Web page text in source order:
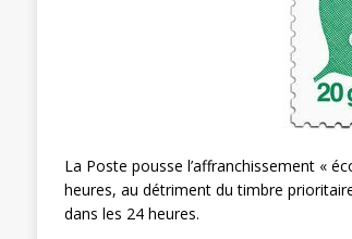
[ 27 avril 2024 ]
La Poste pousse l’affranchissement «
heures, au détriment du timbre
dans les 24 heures.